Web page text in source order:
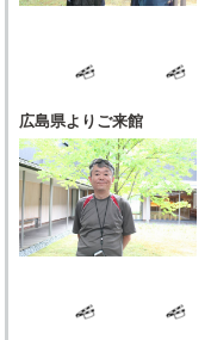
広島県よりご来館